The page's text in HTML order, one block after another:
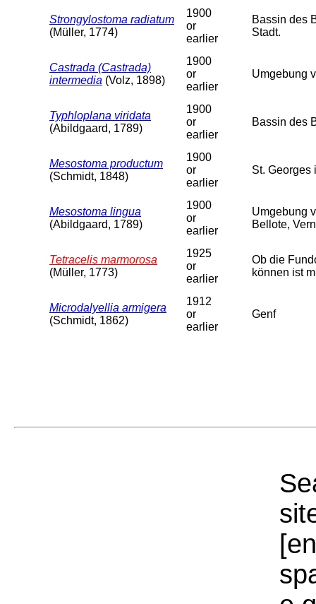
Strongylostoma radiatum
(Müller, 1774)
1900
or
earlier
Bassin des
Stadt.
Castrada (Castrada)
intermedia (Volz, 1898)
1900
or
earlier
Umgebung
Typhloplana viridata
(Abildgaard, 1789)
1900
or
earlier
Bassin des
Mesostoma productum
(Schmidt, 1848)
1900
or
earlier
St. Georges
Mesostoma lingua
(Abildgaard, 1789)
1900
or
earlier
Umgebung
Bellote,
Tetracelis marmorosa
(Müller, 1773)
1925
or
earlier
Ob die
können ist
Microdalyellia armigera
(Schmidt, 1862)
1912
or
earlier
Genf